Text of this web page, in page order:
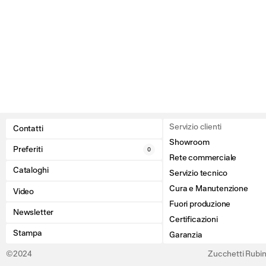
Contatti
Preferiti 0
Cataloghi
Video
Newsletter
Stampa
Servizio clienti
Showroom
Rete commerciale
Servizio tecnico
Cura e Manutenzione
Fuori produzione
Certificazioni
Garanzia
©2024 Zucchetti